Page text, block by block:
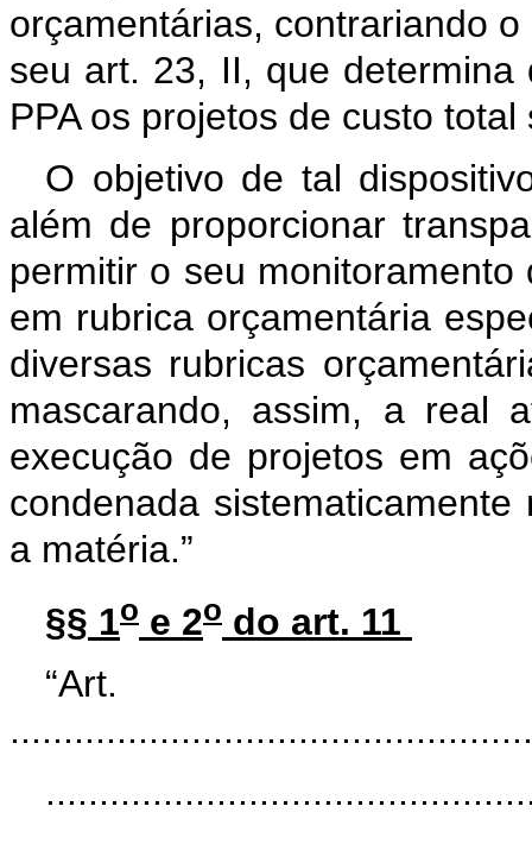
orçamentárias, contrariando
seu art. 23, II, que
PPA os projetos de custo
O objetivo de tal
além de proporcionar
permitir o seu
em rubrica orçamentária
diversas rubricas
mascarando, assim, a real
execução de projetos em
condenada
a matéria.”
§§ 1o e 2o do art. 11